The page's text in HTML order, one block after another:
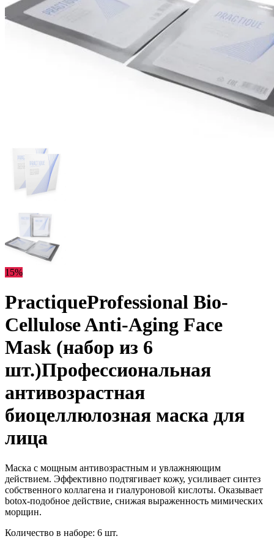
15%
PractiqueProfessional Bio-
Cellulose Anti-Aging Face
Mask (набор из 6
шт.)Профессиональная
антивозрастная
биоцеллюлозная маска для
лица
Маска с мощным антивозрастным и увлажняющим
действием. Эффективно подтягивает кожу, усиливает синтез
собственного коллагена и гиалуроновой кислоты. Оказывает
botox-подобное действие, снижая выраженность мимических
морщин.
Количество в наборе: 6 шт.